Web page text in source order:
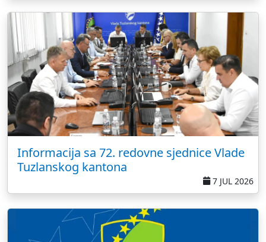
Informacija sa 72. redovne sjednice Vlade
Tuzlanskog kantona
7 JUL 2026